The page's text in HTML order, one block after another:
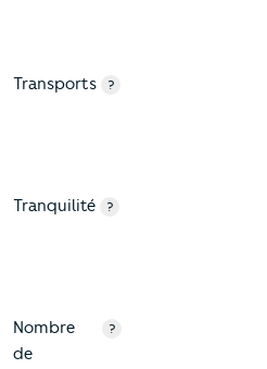
Transports ?
Tranquilité ?
Nombre
de
?